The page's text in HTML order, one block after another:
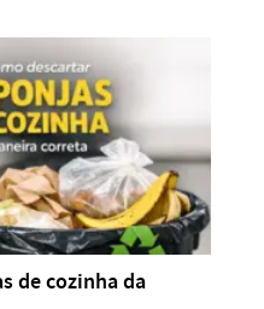
de cozinha da